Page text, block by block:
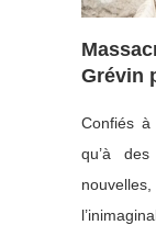
Grévin
Confiés
qu’à des